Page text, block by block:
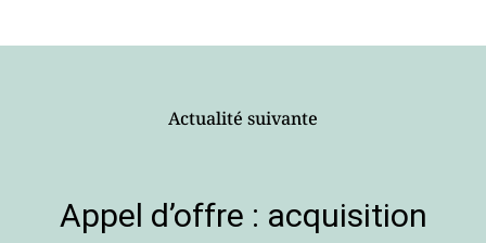
Actualité suivante
Appel d’offre : acquisition